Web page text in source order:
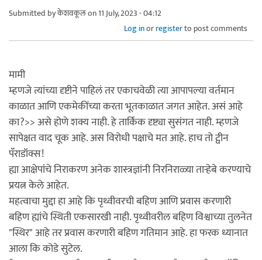
Submitted byकेशवकूलon 11 July, 2023 - 04:12
Log inorregisterto post comments
मामी
म्हणजे त्यांच्या दृष्टीने पाहिलं तर एकाचवेळी त्या आपापल्या वर्तमान
काळात आणि एकमेकींच्या करता भूतकाळात जगत आहेत. असं आहे
का?>> असे होणे शक्य नाही. हे तार्किक दृष्ट्या सुसंगत नाही. म्हणजे
सापेक्षत वाद चूक आहे. अस विरोधी पक्षाचे मत आहे. हाच तो ट्वीन
पॅॅराडॉक्स!
ह्या आक्षेपांंचे निराकरण अनेक शास्त्रज्ञांनी निरनिराळ्या ताऱ्हेबे करण्याचे
प्रयत्न केले आहेत.
महत्वाचा मुद्दा हा आहे कि पृथ्वीवरची बहिण आणि प्रवास करणारी
बहिण ह्यांचे स्थिती एकसारखी नाही. पृथ्वीवरील बहिण विश्वाच्या तुलनेत
"स्थिर" आहे तर प्रवास करणारी बहिण गतिमान आहे. हा फरक ध्यानात
आला कि कोडे सुटेल.